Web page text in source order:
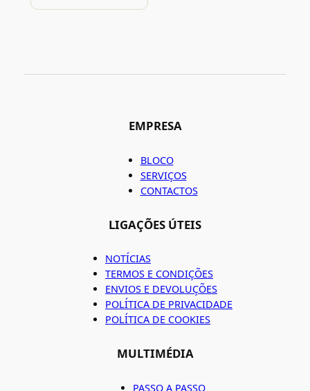
EMPRESA
BLOCO
SERVIÇOS
CONTACTOS
LIGAÇÕES ÚTEIS
NOTÍCIAS
TERMOS E CONDIÇÕES
ENVIOS E DEVOLUÇÕES
POLÍTICA DE PRIVACIDADE
POLÍTICA DE COOKIES
MULTIMÉDIA
PASSO A PASSO